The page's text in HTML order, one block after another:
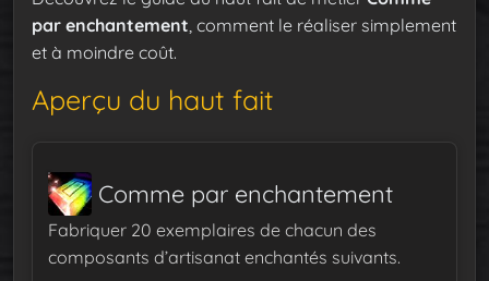
par enchantement , comment le réaliser simplement
et à moindre coût.
Aperçu du haut fait
Comme par enchantement
Fabriquer 20 exemplaires de chacun des
composants d’artisanat enchantés suivants.